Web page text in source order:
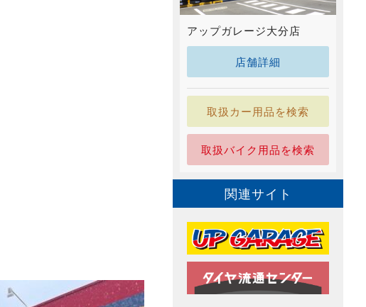
アップガレージ大分店
店舗詳細
取扱カー用品を検索
取扱バイク用品を検索
関連サイト